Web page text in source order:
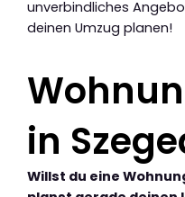
unverbindliches
deinen Umzug planen!
in
Willst du eine